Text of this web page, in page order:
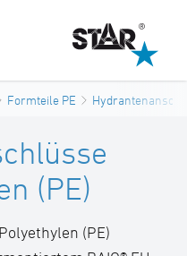
Formteile PE
(PE)
(PE)